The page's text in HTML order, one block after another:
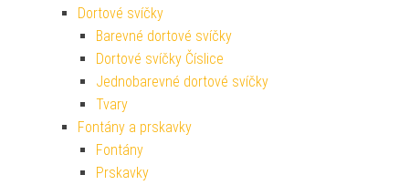
Dortové svíčky
Barevné dortové svíčky
Dortové svíčky Číslice
Jednobarevné dortové svíčky
Tvary
Fontány a prskavky
Fontány
Prskavky